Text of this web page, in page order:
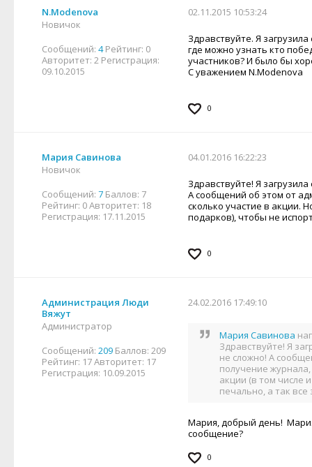
N.Modenova
Новичок
Сообщений: 4 Рейтинг: 0
Авторитет: 2 Регистрация:
09.10.2015
02.11.2015 10:53:24
Здравствуйте. Я
где можно узнать кто
участников? И было бы
С уважением N.Modenova
0
Мария Савинова
Новичок
Сообщений: 7 Баллов: 7
Рейтинг: 0Авторитет: 18
Регистрация: 17.11.2015
04.01.2016 16:22:23
Здравствуйте! Я
А сообщений об этом от
сколько участие в акции.
подарков), чтобы не
0
Администрация Люди
Вяжут
Администратор
Сообщений: 209 Баллов: 209
Рейтинг: 17Авторитет: 17
Регистрация: 10.09.2015
24.02.2016 17:49:10
Мария Савинова
Здравствуйте! Я
не сложно! А
получение
акции (в том числе
печально, а так
Мария, добрый день!
сообщение?
0